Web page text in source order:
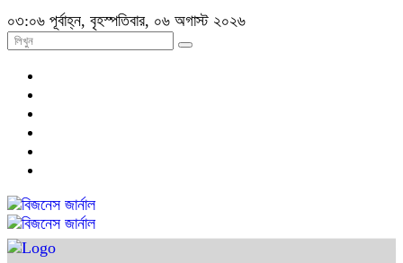
০৩:০৬ পূর্বাহ্ন, বৃহস্পতিবার, ০৬ অগাস্ট ২০২৬